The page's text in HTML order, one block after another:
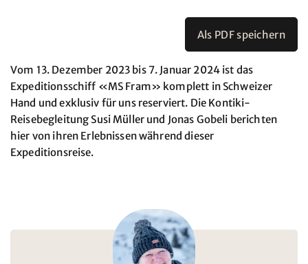
Als PDF speichern
Vom 13. Dezember 2023 bis 7. Januar 2024 ist das
Expeditionsschiff «MS Fram» komplett in Schweizer
Hand und exklusiv für uns reserviert. Die Kontiki-
Reisebegleitung Susi Müller und Jonas Gobeli berichten
hier von ihren Erlebnissen während dieser
Expeditionsreise.